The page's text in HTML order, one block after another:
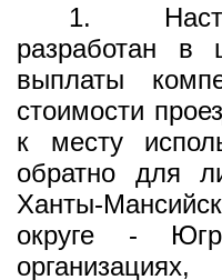
1.
разработан в
выплаты
стоимости
к месту
обратно для
Ханты-
округе -